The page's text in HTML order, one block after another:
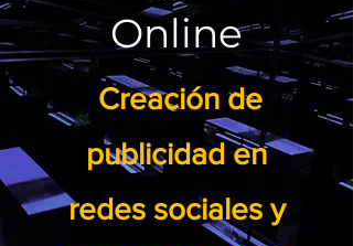
Online
Creación de
publicidad en
redes sociales y